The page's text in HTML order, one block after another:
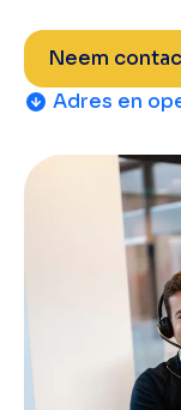
Neem
Adres en